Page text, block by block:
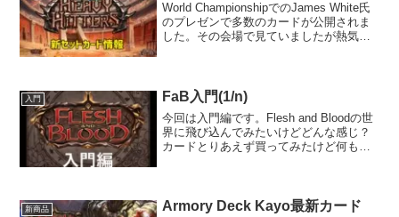
World ChampionshipでのJames White氏
のプレゼンで多数のカードが公開されま
した。その会場で見ていましたが熱気と
入門 FaB入門(1/n)
今回は入門編です。Flesh and Bloodの世
界に飛び込んでみたいけどどんな感じ？
カードとりあえず買ってみたけど何もか
新商品 Armory Deck Kayo最新カード